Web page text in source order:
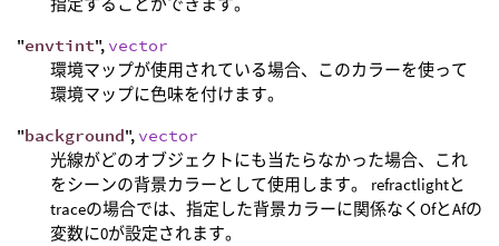
"envtint", vector
環境マップが使用されている場合、このカラーを使って
環境マップに色味を付けます。
"background", vector
光線がどのオブジェクトにも当たらなかった場合、これ
をシーンの背景カラーとして使用します。 refractlightと
traceの場合では、指定した背景カラーに関係なくOfとAfの
変数に0が設定されます。